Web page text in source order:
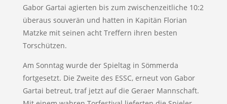
Gabor Gartai agierten bis zum zwischenzeitliche 10:2
überaus souverän und hatten in Kapitän Florian
Matzke mit seinen acht Treffern ihren besten
Torschützen.
Am Sonntag wurde der Spieltag in Sömmerda
fortgesetzt. Die Zweite des ESSC, erneut von Gabor
Gartai betreut, traf jetzt auf die Geraer Mannschaft.